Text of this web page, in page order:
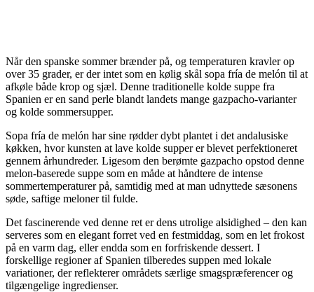
Når den spanske sommer brænder på, og temperaturen kravler op
over 35 grader, er der intet som en kølig skål sopa fría de melón til at
afkøle både krop og sjæl. Denne traditionelle kolde suppe fra
Spanien er en sand perle blandt landets mange gazpacho-varianter
og kolde sommersupper.
Sopa fría de melón har sine rødder dybt plantet i det andalusiske
køkken, hvor kunsten at lave kolde supper er blevet perfektioneret
gennem århundreder. Ligesom den berømte gazpacho opstod denne
melon-baserede suppe som en måde at håndtere de intense
sommertemperaturer på, samtidig med at man udnyttede sæsonens
søde, saftige meloner til fulde.
Det fascinerende ved denne ret er dens utrolige alsidighed – den kan
serveres som en elegant forret ved en festmiddag, som en let frokost
på en varm dag, eller endda som en forfriskende dessert. I
forskellige regioner af Spanien tilberedes suppen med lokale
variationer, der reflekterer områdets særlige smagspræferencer og
tilgængelige ingredienser.